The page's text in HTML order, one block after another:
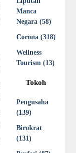
Manca
Negara (58)
Corona (318)
Wellness
Tourism (13)
Tokoh
Pengusaha
(139)
Birokrat
(131)